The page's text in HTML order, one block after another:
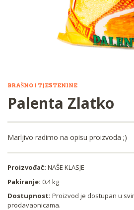
BRAŠNO I TJESTENINE
Palenta Zlatko
Marljivo radimo na opisu proizvoda ;)
Proizvođač: NAŠE KLASJE
Pakiranje: 0.4 kg
Dostupnost: Proizvod je dostupan u
prodavaonicama.